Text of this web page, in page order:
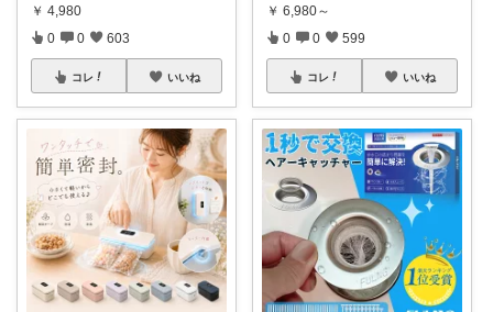
￥ 4,980
0 0 603
コレ いいね
￥ 6,980～
0 0 599
コレ いいね